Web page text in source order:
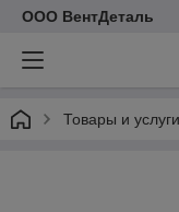
ООО ВентДеталь
Товары и услуги